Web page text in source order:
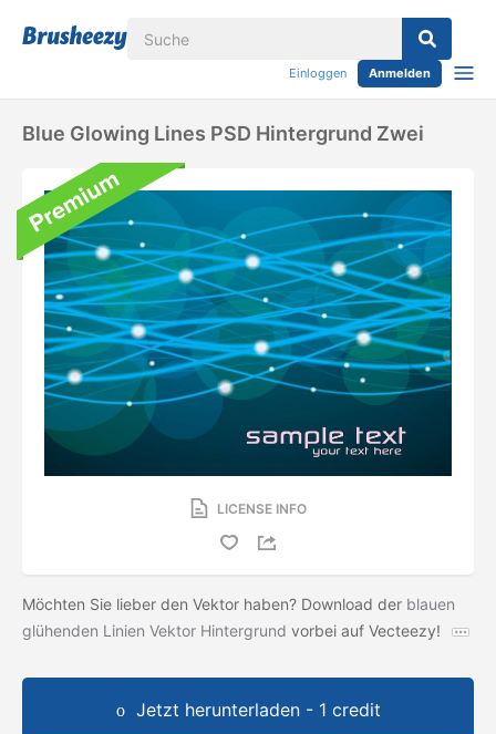
Einloggen Anmelden
Blue Glowing Lines PSD Hintergrund Zwei
LICENSE INFO
Möchten Sie lieber den Vektor haben? Download der blauen
glühenden Linien Vektor Hintergrund vorbei auf Vecteezy!
Jetzt herunterladen - 1 credit